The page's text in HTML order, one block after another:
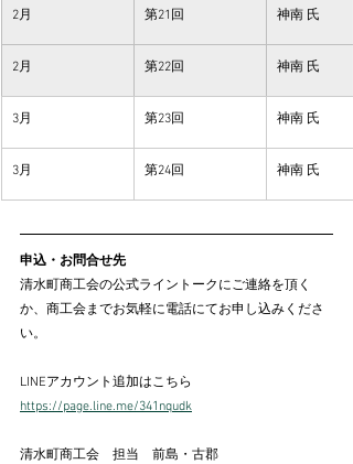
2月 第21回 神南 氏
2月 第22回 神南 氏
3月 第23回 神南 氏
3月 第24回 神南 氏
申込・お問合せ先
清水町商工会の公式ライントークにご連絡を頂く
か、商工会までお気軽に電話にてお申し込みくださ
い。
LINEアカウント追加はこちら
https://page.line.me/341nqudk
清水町商工会　担当　前島・古郡